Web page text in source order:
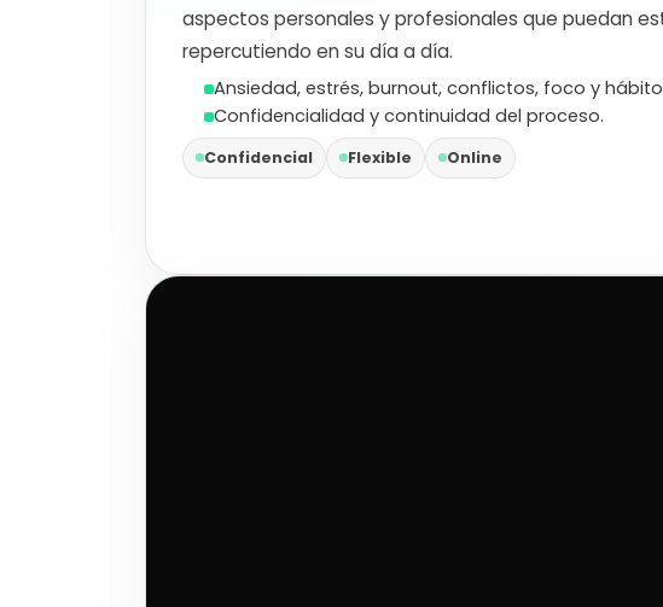
aspectos personales y profesionales que puedan
repercutiendo en su día a día.
Ansiedad, estrés, burnout, conflictos, foco y
Confidencialidad y continuidad del proceso.
Confidencial Flexible Online